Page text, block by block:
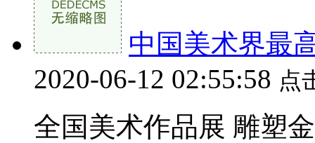
中国美术界最
2020-06-12 02:55:58 点
全国美术作品展 雕塑